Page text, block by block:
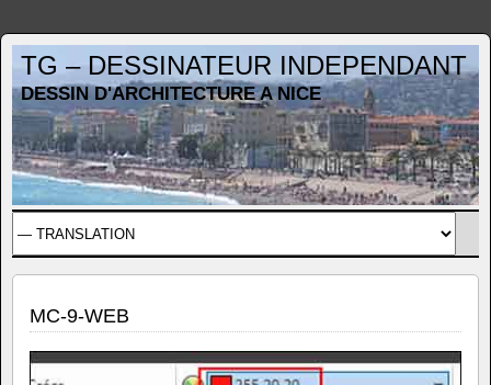
TG – DESSINATEUR INDEPENDANT
DESSIN D'ARCHITECTURE A NICE
MC-9-WEB